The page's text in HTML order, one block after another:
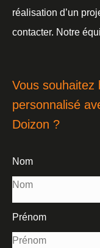
réalisation d’un
contacter. Notre
Vous souhaitez
personnalisé
Doizon ?
Nom
Prénom